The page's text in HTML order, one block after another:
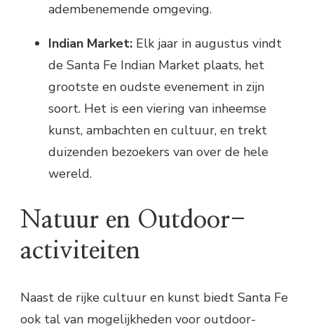
adembenemende omgeving.
Indian Market: Elk jaar in augustus vindt
de Santa Fe Indian Market plaats, het
grootste en oudste evenement in zijn
soort. Het is een viering van inheemse
kunst, ambachten en cultuur, en trekt
duizenden bezoekers van over de hele
wereld.
Natuur en Outdoor-
activiteiten
Naast de rijke cultuur en kunst biedt Santa Fe
ook tal van mogelijkheden voor outdoor-